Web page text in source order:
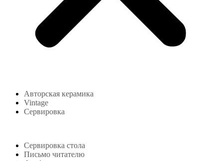
Авторская керамика
Vintage
Сервировка
Сервировка стола
Письмо читателю